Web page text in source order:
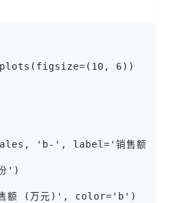
6))
'b-', label='销售额 (
')
额 (万元)', color='b')